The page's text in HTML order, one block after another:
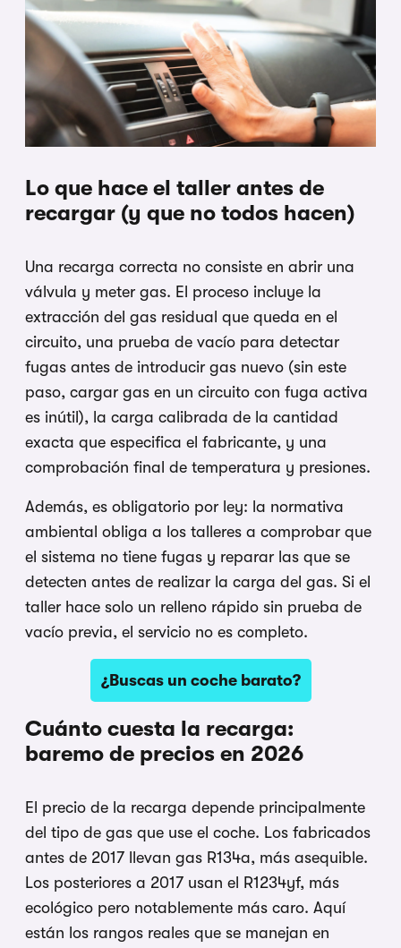
Lo que hace el taller antes de
recargar (y que no todos hacen)
Una recarga correcta no consiste en abrir una
válvula y meter gas. El proceso incluye la
extracción del gas residual que queda en el
circuito, una prueba de vacío para detectar
fugas antes de introducir gas nuevo (sin este
paso, cargar gas en un circuito con fuga activa
es inútil), la carga calibrada de la cantidad
exacta que especifica el fabricante, y una
comprobación final de temperatura y presiones.
Además, es obligatorio por ley: la normativa
ambiental obliga a los talleres a comprobar que
el sistema no tiene fugas y reparar las que se
detecten antes de realizar la carga del gas. Si el
taller hace solo un relleno rápido sin prueba de
vacío previa, el servicio no es completo.
¿Buscas un coche barato?
Cuánto cuesta la recarga:
baremo de precios en 2026
El precio de la recarga depende principalmente
del tipo de gas que use el coche. Los fabricados
antes de 2017 llevan gas R134a, más asequible.
Los posteriores a 2017 usan el R1234yf, más
ecológico pero notablemente más caro. Aquí
están los rangos reales que se manejan en